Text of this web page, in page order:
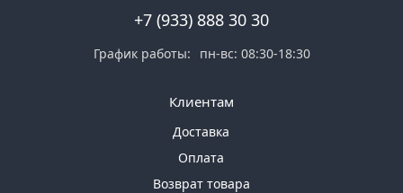
+7 (933) 888 30 30
График работы: пн-вс: 08:30-18:30
Клиентам
Доставка
Оплата
Возврат товара